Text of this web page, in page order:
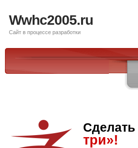
Wwhc2005.ru
Сайт в процессе разработки
Сделать
три»!